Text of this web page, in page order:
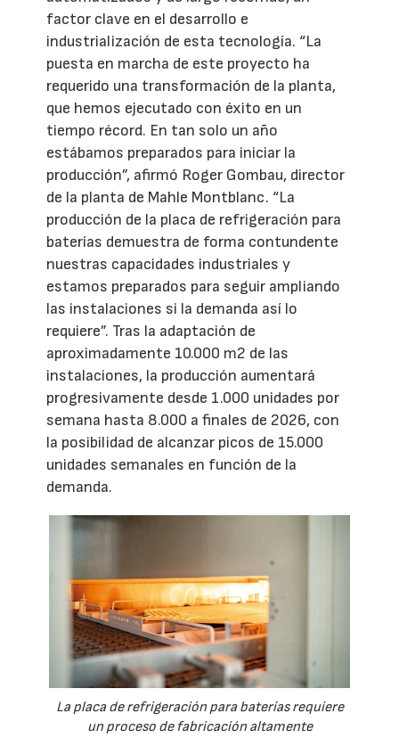
factor clave en el desarrollo e
industrialización de esta tecnología. “La
puesta en marcha de este proyecto ha
requerido una transformación de la planta,
que hemos ejecutado con éxito en un
tiempo récord. En tan solo un año
estábamos preparados para iniciar la
producción”, afirmó Roger Gombau, director
de la planta de Mahle Montblanc. “La
producción de la placa de refrigeración para
baterías demuestra de forma contundente
nuestras capacidades industriales y
estamos preparados para seguir ampliando
las instalaciones si la demanda así lo
requiere”. Tras la adaptación de
aproximadamente 10.000 m2 de las
instalaciones, la producción aumentará
progresivamente desde 1.000 unidades por
semana hasta 8.000 a finales de 2026, con
la posibilidad de alcanzar picos de 15.000
unidades semanales en función de la
demanda.
La placa de refrigeración para baterías requiere
un proceso de fabricación altamente